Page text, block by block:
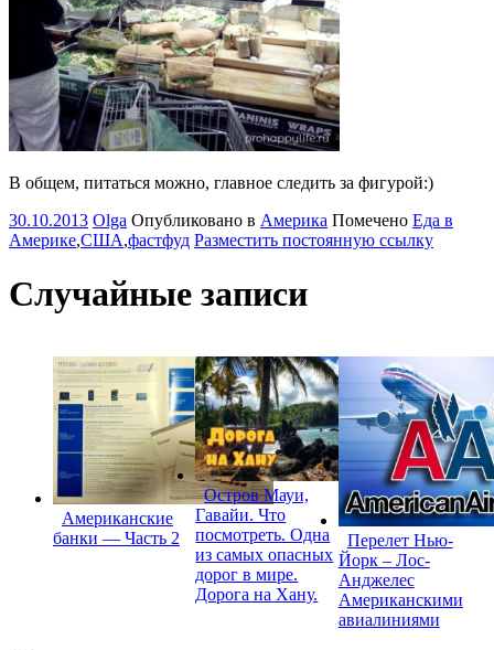
В общем, питаться можно, главное следить за фигурой:)
30.10.2013 Olga Опубликовано в Америка Помечено Еда в
Америке,США,фастфуд Разместить постоянную ссылку
Случайные записи
Американские
банки — Часть 2
Остров Мауи,
Гавайи. Что
посмотреть. Одна
из самых опасных
дорог в мире.
Дорога на Хану.
Перелет Нью-
Йорк – Лос-
Анджелес
Американскими
авиалиниями